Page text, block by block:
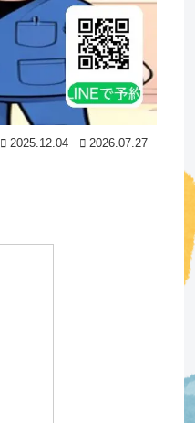
2025.12.04 2026.07.27